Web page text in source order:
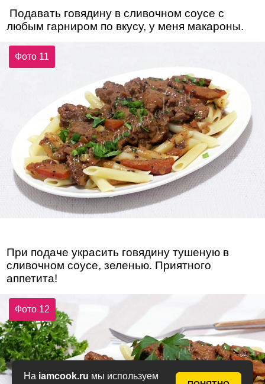
На iamcook.ru мы используем
Подавать говядину в сливочном соусе с
любым гарниром по вкусу, у меня макароны.
Фото 11
При подаче украсить говядину тушеную в
сливочном соусе, зеленью. Приятного
аппетита!
Фото 12